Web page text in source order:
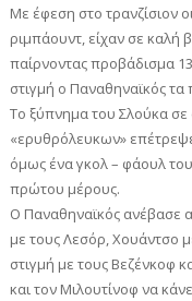
Με έφεση στο τρανζίσιον
ριμπάουντ, είχαν σε καλή
παίρνοντας προβάδισμα
στιγμή ο Παναθηναϊκός
Το ξύπνημα του Σλούκα
«ερυθρόλευκων»
όμως ένα γκολ – φάουλ
πρώτου μέρους.
Ο Παναθηναϊκός ανέβασε
με τους Λεσόρ, Χουάντσο
στιγμή με τους Βεζένκοφ
και τον Μιλουτίνοφ να